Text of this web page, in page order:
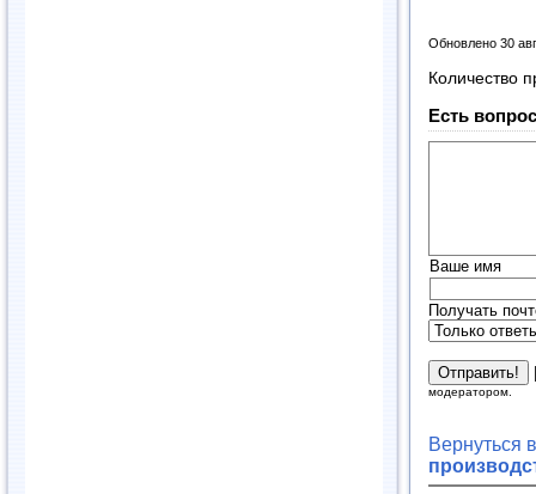
Обновлено 30
Количество
Есть
Ваше имя
Получать
модератором.
Вернуться